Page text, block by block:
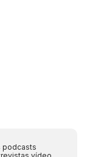
podcasts